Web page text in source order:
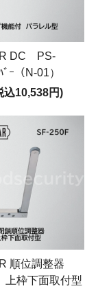
DC PS-
（N-01）
込10,538円)
順位調整器
枠下面取付型